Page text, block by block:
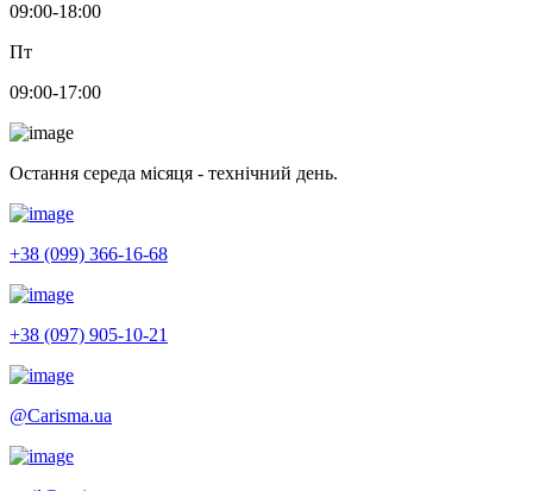
09:00-18:00
Пт
09:00-17:00
Остання середа місяця - технічний день.
+38 (099) 366-16-68
+38 (097) 905-10-21
@Carisma.ua